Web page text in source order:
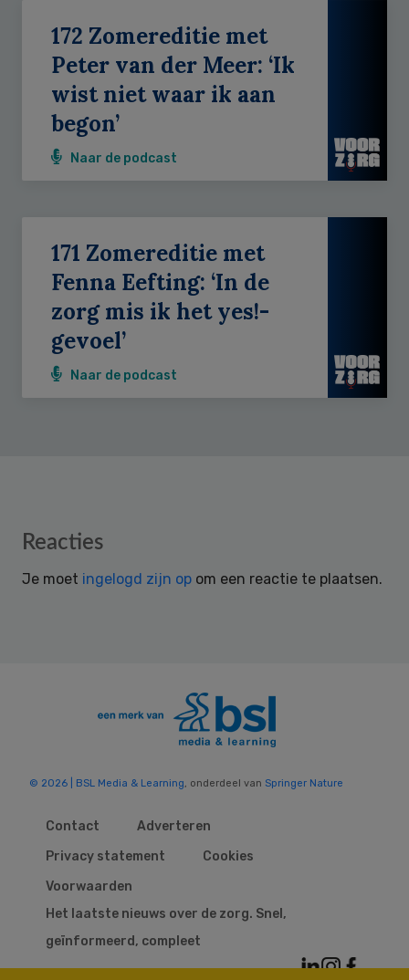
172 Zomereditie met
Peter van der Meer: ‘Ik
wist niet waar ik aan
begon’
Naar de podcast
171 Zomereditie met
Fenna Eefting: ‘In de
zorg mis ik het yes!-
gevoel’
Naar de podcast
Reader
Reacties
Je moet ingelogd zijn op om een reactie te plaatsen.
© 2026 | BSL Media & Learning, onderdeel van Springer Nature
Contact
Adverteren
Privacy statement
Cookies
Voorwaarden
Het laatste nieuws over de zorg. Snel,
geïnformeerd, compleet